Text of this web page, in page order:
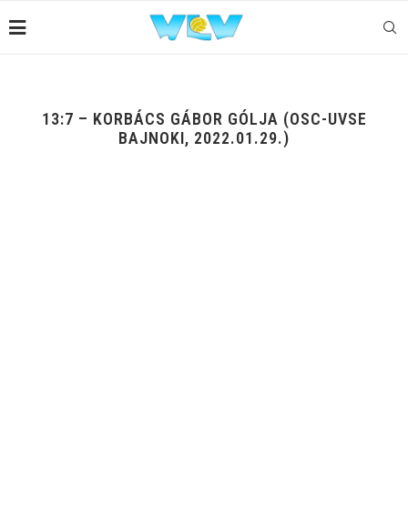
13:7 – KORBÁCS GÁBOR GÓLJA (OSC-UVSE
BAJNOKI, 2022.01.29.)